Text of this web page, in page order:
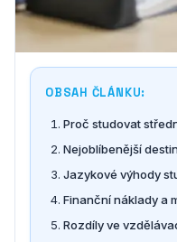
OBSAH ČLÁNKU:
Proč studovat
Nejoblíbenější
Jazykové výhody
Finanční náklady a
Rozdíly ve